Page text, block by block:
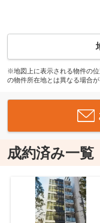
※地図上に表示される物件の
の物件所在地とは異なる場合が
成約済み一覧